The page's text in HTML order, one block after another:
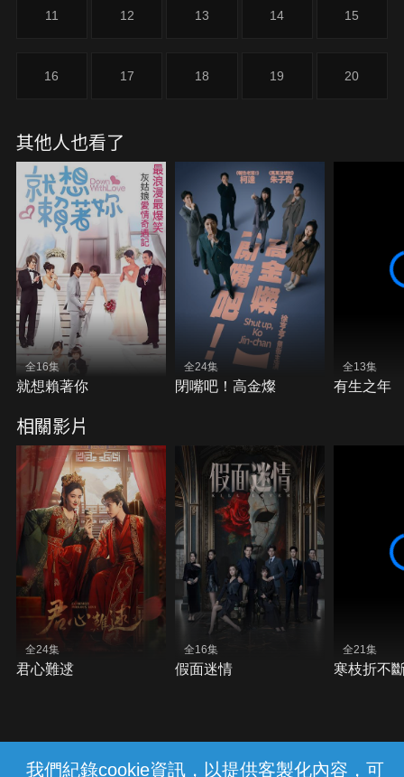
我們紀錄cookie資訊，以提供客製化內容，可
11 12 13 14 15
16 17 18 19 20
其他人也看了
全16集
就想賴著你
全24集
閉嘴吧！高金燦
全13集
有生之年
相關影片
全24集
君心難逑
全16集
假面迷情
全21集
寒枝折不